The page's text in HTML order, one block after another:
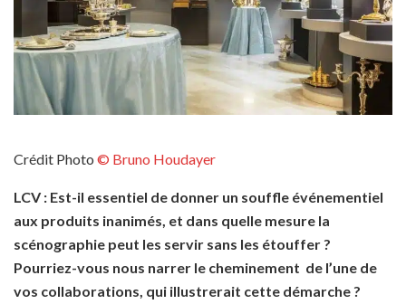
Crédit Photo © Bruno Houdayer
LCV : Est-il essentiel de donner un souffle événementiel
aux produits inanimés, et dans quelle mesure la
scénographie peut les servir sans les étouffer ?
Pourriez-vous nous narrer le cheminement de l’une de
vos collaborations, qui illustrerait cette démarche ?